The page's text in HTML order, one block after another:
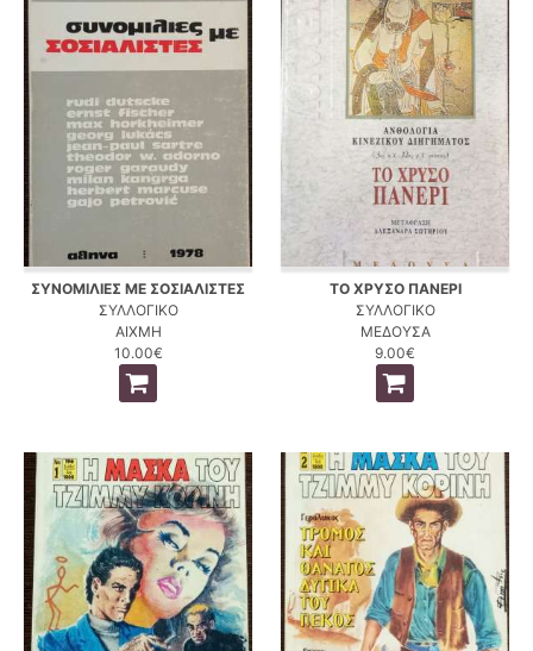
ΣΥΝΟΜΙΛΙΕΣ ΜΕ ΣΟΣΙΑΛΙΣΤΕΣ
ΣΥΛΛΟΓΙΚΟ
ΑΙΧΜΗ
10.00€
ΤΟ ΧΡΥΣΟ ΠΑΝΕΡΙ
ΣΥΛΛΟΓΙΚΟ
ΜΕΔΟΥΣΑ
9.00€